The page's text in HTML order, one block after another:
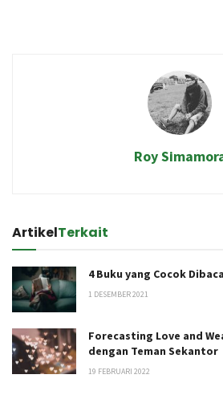
Roy
ArtikelTerkait
4 Buku yang Cocok
1 DESEMBER 2021
Forecasting Love and
dengan Teman Sekantor
19 FEBRUARI 2022